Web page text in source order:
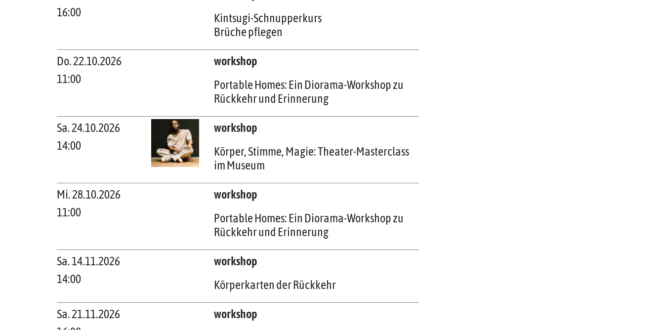
16:00
Kintsugi-Schnupperkurs
Brüche pflegen
Do. 22.10.2026
11:00
workshop
Portable Homes: Ein Diorama-Workshop zu
Rückkehr und Erinnerung
Sa. 24.10.2026
14:00
workshop
Körper, Stimme, Magie: Theater-Masterclass
im Museum
Mi. 28.10.2026
11:00
workshop
Portable Homes: Ein Diorama-Workshop zu
Rückkehr und Erinnerung
Sa. 14.11.2026
14:00
workshop
Körperkarten der Rückkehr
Sa. 21.11.2026
workshop